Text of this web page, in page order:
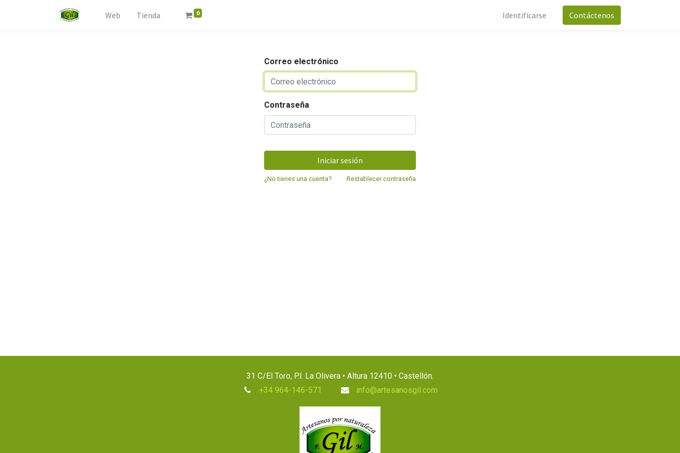
Web Tienda 0 Identificarse Contáctenos
Correo electrónico
Contraseña
Iniciar sesión
¿No tienes una cuenta? Restablecer contraseña
31 C/El Toro, P.l. La Olivera • Altura 12410 • Castellón.
+34 964-146-571
info@artesanosgil.com